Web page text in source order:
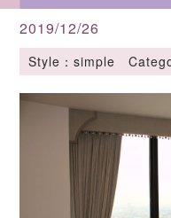
2019/12/26
Style：simple